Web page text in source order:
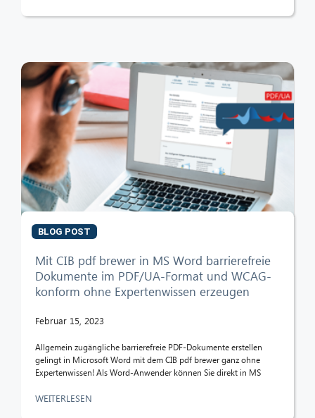
BLOG POST
Mit CIB pdf brewer in MS Word barrierefreie
Dokumente im PDF/UA-Format und WCAG-
konform ohne Expertenwissen erzeugen
Februar 15, 2023
Allgemein zugängliche barrierefreie PDF-Dokumente erstellen
gelingt in Microsoft Word mit dem CIB pdf brewer ganz ohne
Expertenwissen! Als Word-Anwender können Sie direkt in MS
WEITERLESEN
CIB AI ChatBot
Hallo! Was kann ich für Sie tun?